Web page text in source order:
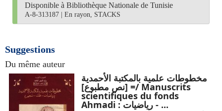
Disponible à Bibliothèque Nationale de Tunisie
A-8-313187 En rayon, STACKS
Suggestions
Du même auteur
مخطوطات علمية بالمكتبة الأحمدية
= [نص مطبوع]/ Manuscrits
scientifiques du fonds
Ahmadi : رياضيات - ...